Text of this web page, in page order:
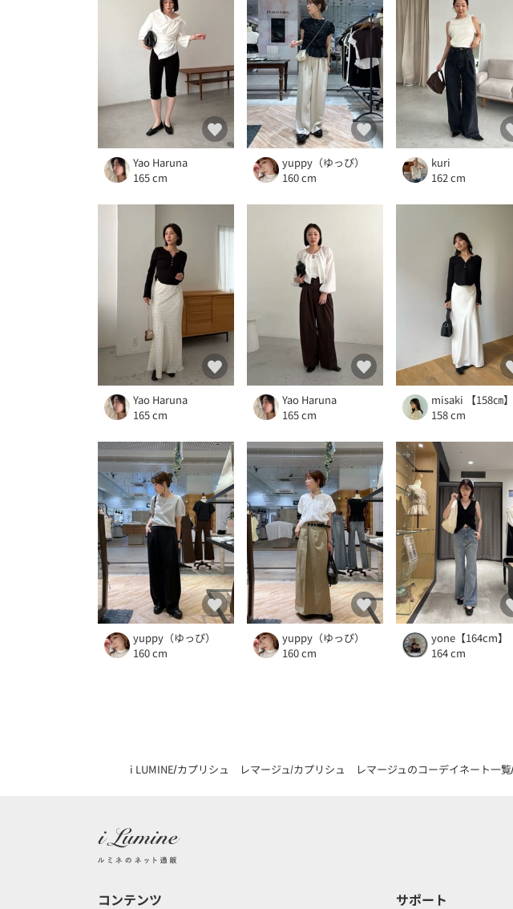
Yao Haruna
165 cm
yuppy（ゆっぴ）
160 cm
kuri
162 cm
Yao Haruna
165 cm
Yao Haruna
165 cm
misaki 【158㎝】
158 cm
yuppy（ゆっぴ）
160 cm
yuppy（ゆっぴ）
160 cm
yone【164cm】
164 cm
i LUMINEカプリシュ レマージュ カプリシュ レマージュのコーデイネート一覧
コンテンツ サポート